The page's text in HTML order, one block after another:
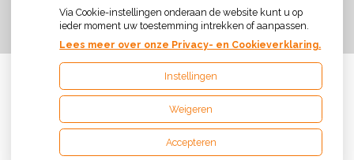
Uw Zorg Online
Privacy verklaring Cookie-instellingen
Via Cookie-instellingen onderaan de website kunt u op
ieder moment uw toestemming intrekken of aanpassen.
Lees meer over onze Privacy- en Cookieverklaring.
Instellingen
Weigeren
Accepteren